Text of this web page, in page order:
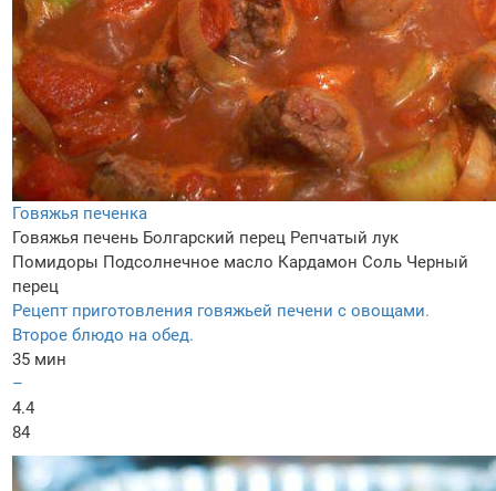
Говяжья печенка
Говяжья печень Болгарский перец Репчатый лук
Помидоры Подсолнечное масло Кардамон Соль Черный
перец
Рецепт приготовления говяжьей печени с овощами.
Второе блюдо на обед.
35 мин
–
4.4
84